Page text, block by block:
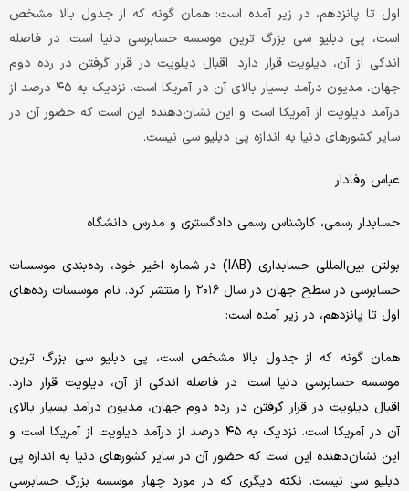
اول تا پانزدهم، در زیر آمده است:همان گونه که از جدول بالا مشخص
است، پی دبلیو سی بزرگ ترین موسسه حسابرسی دنیا است. در فاصله
اندکی از آن، دیلویت قرار دارد. اقبال دیلویت در قرار گرفتن در رده دوم
جهان، مدیون درآمد بسیار بالای آن در آمریکا است. نزدیک به ۴۵ درصد از
درآمد دیلویت از آمریکا است و این نشان‌دهنده این است که حضور آن در
سایر کشورهای دنیا به اندازه پی دبلیو سی نیست.
عباس وفادار
حسابدار رسمی، کارشناس رسمی دادگستری و مدرس دانشگاه
بولتن بین‌المللی حسابداری (IAB) در شماره اخیر خود، رده‌بندی موسسات
حسابرسی در سطح جهان در سال ۲۰۱۶ را منتشر کرد. نام موسسات رده‌های
اول تا پانزدهم، در زیر آمده است:
همان گونه که از جدول بالا مشخص است، پی دبلیو سی بزرگ ترین
موسسه حسابرسی دنیا است. در فاصله اندکی از آن، دیلویت قرار دارد.
اقبال دیلویت در قرار گرفتن در رده دوم جهان، مدیون درآمد بسیار بالای
آن در آمریکا است. نزدیک به ۴۵ درصد از درآمد دیلویت از آمریکا است و
این نشان‌دهنده این است که حضور آن در سایر کشورهای دنیا به اندازه پی
دبلیو سی نیست. نکته دیگری که در مورد چهار موسسه بزرگ حسابرسی